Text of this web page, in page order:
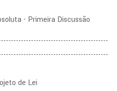
- Primeira Discussão
de Lei